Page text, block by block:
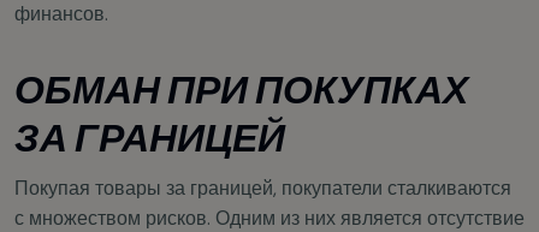
финансов.
ОБМАН ПРИ ПОКУПКАХ
ЗА ГРАНИЦЕЙ
Покупая товары за границей, покупатели сталкиваются
с множеством рисков. Одним из них является отсутствие